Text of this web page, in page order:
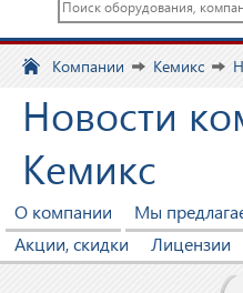
Компании Кемикс
Новости
Кемикс
О компании Мы
Акции, скидки
Лицензии